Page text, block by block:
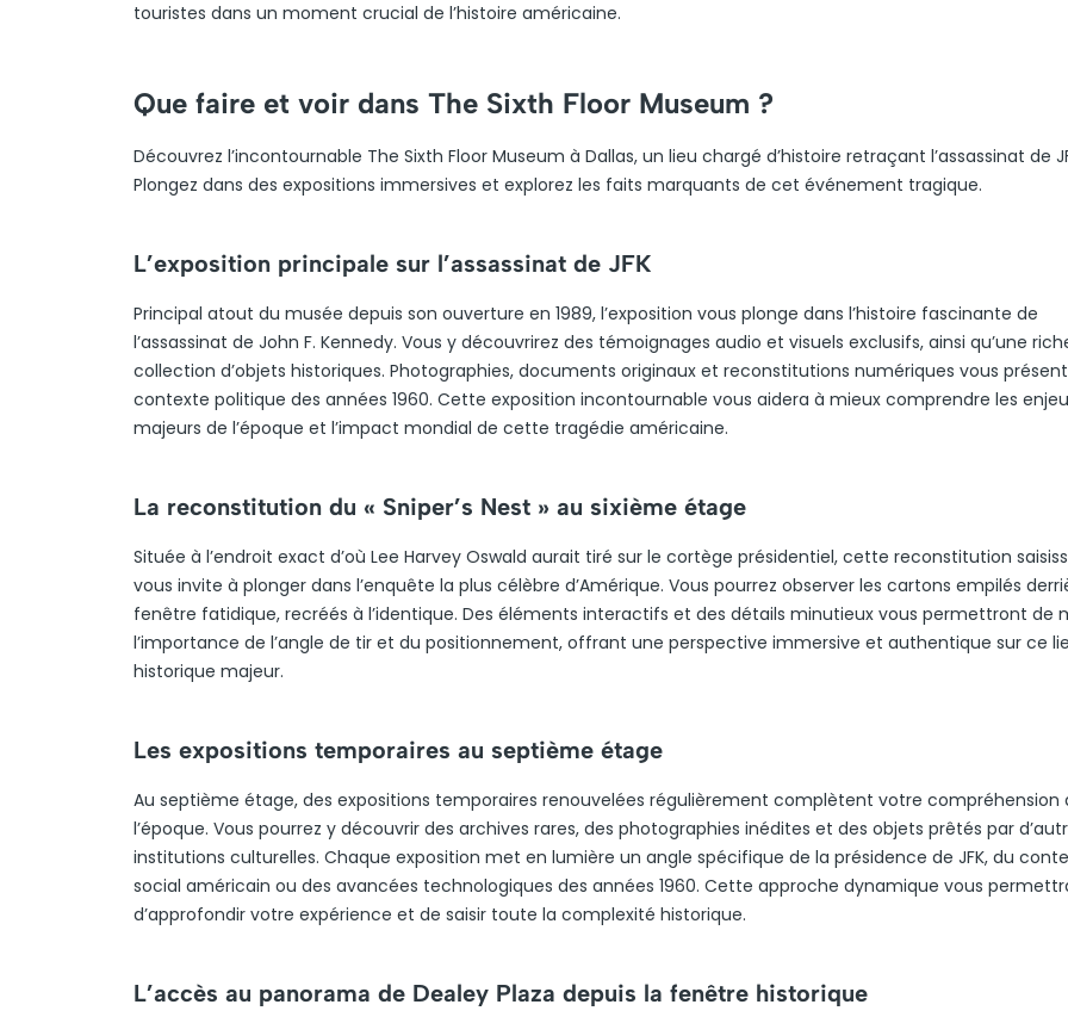
touristes dans un moment crucial de l’histoire américaine.
Que faire et voir dans The Sixth Floor Museum ?
Découvrez l’incontournable The Sixth Floor Museum à Dallas, un lieu chargé d’histoire retraçant l’assassinat de
Plongez dans des expositions immersives et explorez les faits marquants de cet événement tragique.
L’exposition principale sur l’assassinat de JFK
Principal atout du musée depuis son ouverture en 1989, l’exposition vous plonge dans l’histoire fascinante de
l’assassinat de John F. Kennedy. Vous y découvrirez des témoignages audio et visuels exclusifs, ainsi qu’une
collection d’objets historiques. Photographies, documents originaux et reconstitutions numériques vous
contexte politique des années 1960. Cette exposition incontournable vous aidera à mieux comprendre les
majeurs de l’époque et l’impact mondial de cette tragédie américaine.
La reconstitution du « Sniper’s Nest » au sixième étage
Située à l’endroit exact d’où Lee Harvey Oswald aurait tiré sur le cortège présidentiel, cette reconstitution
vous invite à plonger dans l’enquête la plus célèbre d’Amérique. Vous pourrez observer les cartons empilés
fenêtre fatidique, recréés à l’identique. Des éléments interactifs et des détails minutieux vous permettront de
l’importance de l’angle de tir et du positionnement, offrant une perspective immersive et authentique sur ce
historique majeur.
Les expositions temporaires au septième étage
Au septième étage, des expositions temporaires renouvelées régulièrement complètent votre compréhension
l’époque. Vous pourrez y découvrir des archives rares, des photographies inédites et des objets prêtés par
institutions culturelles. Chaque exposition met en lumière un angle spécifique de la présidence de JFK, du
social américain ou des avancées technologiques des années 1960. Cette approche dynamique vous
d’approfondir votre expérience et de saisir toute la complexité historique.
L’accès au panorama de Dealey Plaza depuis la fenêtre historique